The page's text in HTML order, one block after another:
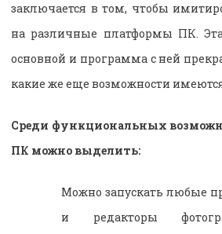
заключается в том, чтобы
на различные платформы ПК.
основной и программа с ней
какие же еще возможности
Среди функциональных
ПК можно выделить:
Можно запускать любые
и редакторы